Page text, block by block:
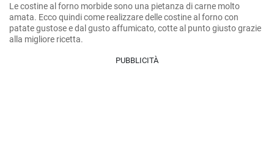
Le costine al forno morbide sono una pietanza di carne molto
amata. Ecco quindi come realizzare delle costine al forno con
patate gustose e dal gusto affumicato, cotte al punto giusto grazie
alla migliore ricetta.
PUBBLICITÀ